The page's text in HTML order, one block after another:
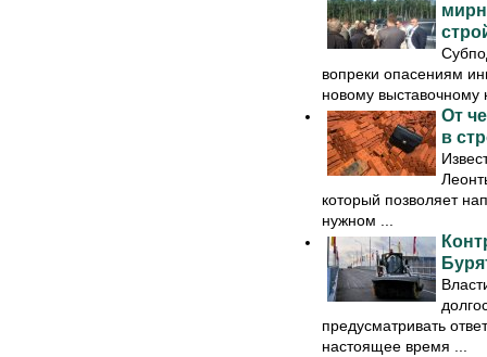
вопреки опасениям
новому выставочному
От
в
который позволяет
нужном ...
предусматривать
настоящее время ...